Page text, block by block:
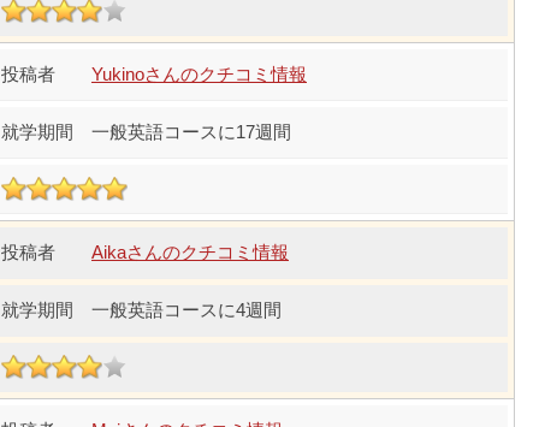
Yukinoさんのクチコミ情報
一般英語コースに17週間
Aikaさんのクチコミ情報
一般英語コースに4週間